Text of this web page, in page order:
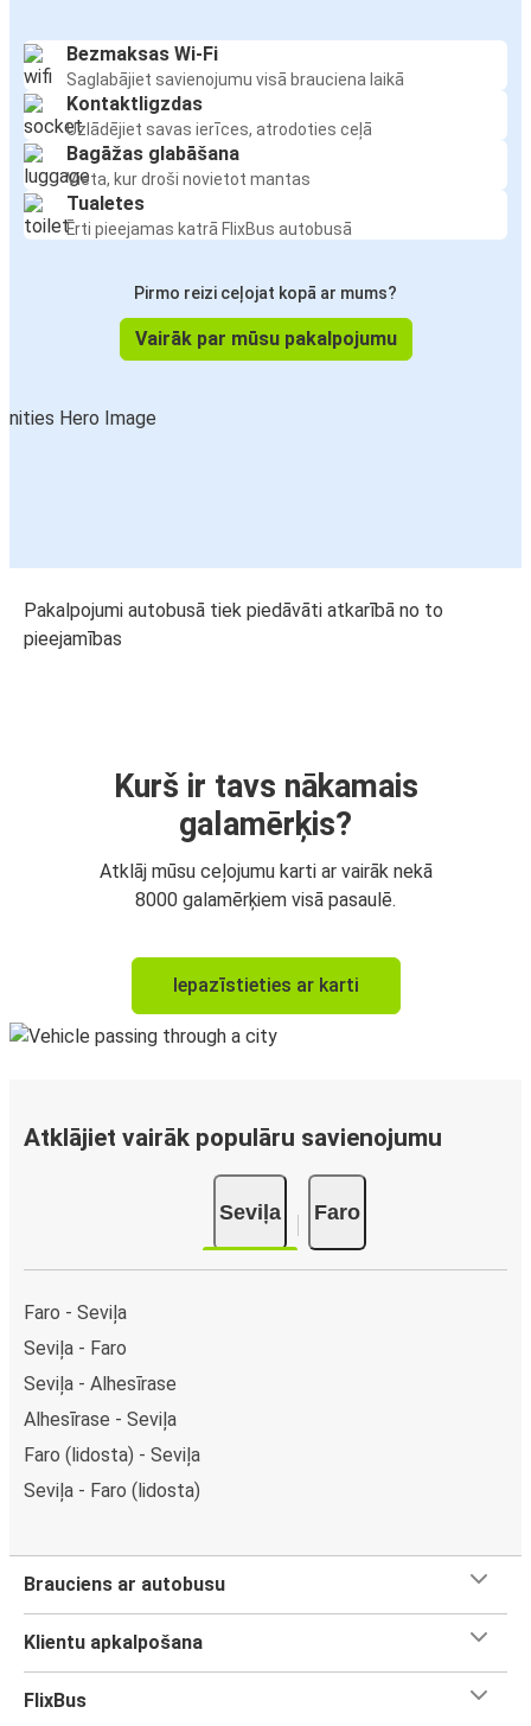
Bezmaksas Wi-Fi
Saglabājiet savienojumu visā brauciena laikā
Kontaktligzdas
Uzlādējiet savas ierīces, atrodoties ceļā
Bagāžas glabāšana
Vieta, kur droši novietot mantas
Tualetes
Ērti pieejamas katrā FlixBus autobusā
Pirmo reizi ceļojat kopā ar mums?
Vairāk par mūsu pakalpojumu
Pakalpojumi autobusā tiek piedāvāti atkarībā no to
pieejamības
Kurš ir tavs nākamais
galamērķis?
Atklāj mūsu ceļojumu karti ar vairāk nekā
8000 galamērķiem visā pasaulē.
Iepazīstieties ar karti
Atklājiet vairāk populāru savienojumu
Seviļa Faro
Faro - Seviļa
Seviļa - Faro
Seviļa - Alhesīrase
Alhesīrase - Seviļa
Faro (lidosta) - Seviļa
Seviļa - Faro (lidosta)
Brauciens ar autobusu
Klientu apkalpošana
FlixBus